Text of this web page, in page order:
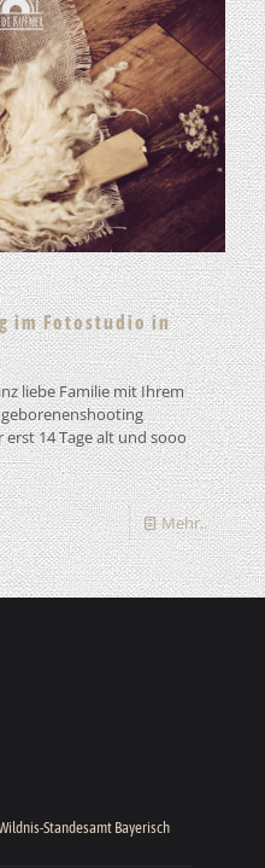
im Fotostudio in
liebe Familie mit Ihrem
14 Tage alt und sooo
Mehr..
Standesamt Bayerisch